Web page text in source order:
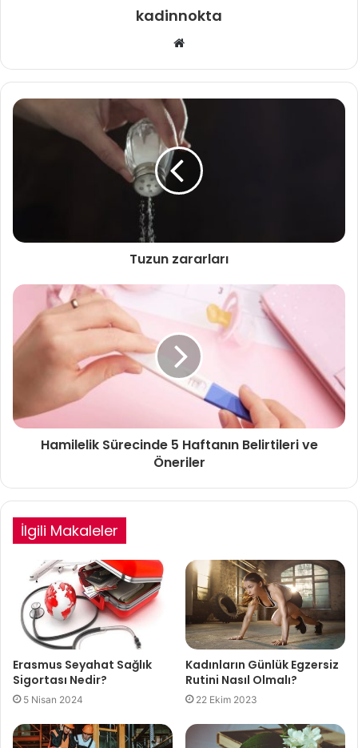
kadinnokta
Web
Tuzun zararları
Hamilelik Sürecinde 5 Haftanın Belirtileri ve
Öneriler
İlgili Makaleler
Erasmus Seyahat Sağlık
Sigortası Nedir?
5 Nisan 2024
Kadınların Günlük Egzersiz
Rutini Nasıl Olmalı?
22 Ekim 2023